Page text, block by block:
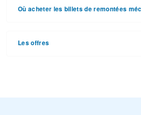
remontée pour la saison de ski 2025 –
Où acheter les billets de remontées
station. Pour obtenir des informations
Les offres